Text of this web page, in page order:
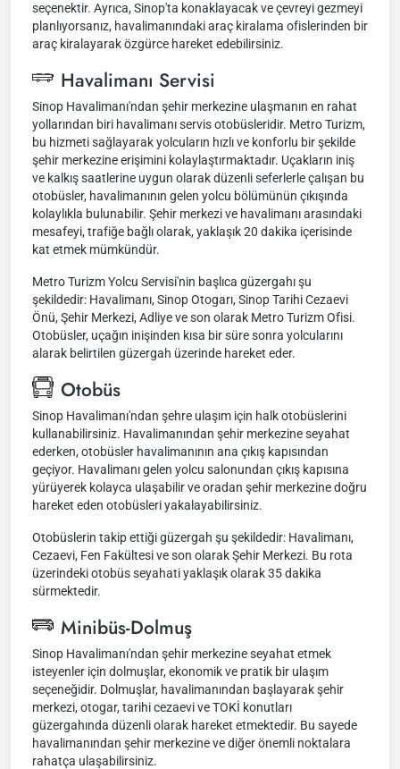
seçenektir. Ayrıca, Sinop'ta konaklayacak ve çevreyi gezmeyi
planlıyorsanız, havalimanındaki araç kiralama ofislerinden bir
araç kiralayarak özgürce hareket edebilirsiniz.
Havalimanı Servisi
Sinop Havalimanı'ndan şehir merkezine ulaşmanın en rahat
yollarından biri havalimanı servis otobüsleridir. Metro Turizm,
bu hizmeti sağlayarak yolcuların hızlı ve konforlu bir şekilde
şehir merkezine erişimini kolaylaştırmaktadır. Uçakların iniş
ve kalkış saatlerine uygun olarak düzenli seferlerle çalışan bu
otobüsler, havalimanının gelen yolcu bölümünün çıkışında
kolaylıkla bulunabilir. Şehir merkezi ve havalimanı arasındaki
mesafeyi, trafiğe bağlı olarak, yaklaşık 20 dakika içerisinde
kat etmek mümkündür.
Metro Turizm Yolcu Servisi'nin başlıca güzergahı şu
şekildedir: Havalimanı, Sinop Otogarı, Sinop Tarihi Cezaevi
Önü, Şehir Merkezi, Adliye ve son olarak Metro Turizm Ofisi.
Otobüsler, uçağın inişinden kısa bir süre sonra yolcularını
alarak belirtilen güzergah üzerinde hareket eder.
Otobüs
Sinop Havalimanı'ndan şehre ulaşım için halk otobüslerini
kullanabilirsiniz. Havalimanından şehir merkezine seyahat
ederken, otobüsler havalimanının ana çıkış kapısından
geçiyor. Havalimanı gelen yolcu salonundan çıkış kapısına
yürüyerek kolayca ulaşabilir ve oradan şehir merkezine doğru
hareket eden otobüsleri yakalayabilirsiniz.
Otobüslerin takip ettiği güzergah şu şekildedir: Havalimanı,
Cezaevi, Fen Fakültesi ve son olarak Şehir Merkezi. Bu rota
üzerindeki otobüs seyahati yaklaşık olarak 35 dakika
sürmektedir.
Minibüs-Dolmuş
Sinop Havalimanı'ndan şehir merkezine seyahat etmek
isteyenler için dolmuşlar, ekonomik ve pratik bir ulaşım
seçeneğidir. Dolmuşlar, havalimanından başlayarak şehir
merkezi, otogar, tarihi cezaevi ve TOKİ konutları
güzergahında düzenli olarak hareket etmektedir. Bu sayede
havalimanından şehir merkezine ve diğer önemli noktalara
rahatça ulaşabilirsiniz.